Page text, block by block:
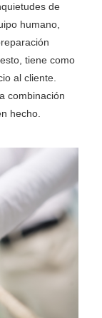
de
humano,
tiene como
al cliente.
combinación
hecho.